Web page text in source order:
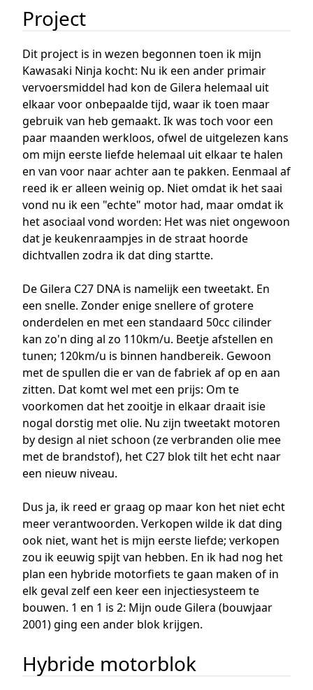
Project
Dit project is in wezen begonnen toen ik mijn
Kawasaki Ninja kocht: Nu ik een ander primair
vervoersmiddel had kon de Gilera helemaal uit
elkaar voor onbepaalde tijd, waar ik toen maar
gebruik van heb gemaakt. Ik was toch voor een
paar maanden werkloos, ofwel de uitgelezen kans
om mijn eerste liefde helemaal uit elkaar te halen
en van voor naar achter aan te pakken. Eenmaal af
reed ik er alleen weinig op. Niet omdat ik het saai
vond nu ik een "echte" motor had, maar omdat ik
het asociaal vond worden: Het was niet ongewoon
dat je keukenraampjes in de straat hoorde
dichtvallen zodra ik dat ding startte.
De Gilera C27 DNA is namelijk een tweetakt. En
een snelle. Zonder enige snellere of grotere
onderdelen en met een standaard 50cc cilinder
kan zo'n ding al zo 110km/u. Beetje afstellen en
tunen; 120km/u is binnen handbereik. Gewoon
met de spullen die er van de fabriek af op en aan
zitten. Dat komt wel met een prijs: Om te
voorkomen dat het zooitje in elkaar draait isie
nogal dorstig met olie. Nu zijn tweetakt motoren
by design al niet schoon (ze verbranden olie mee
met de brandstof), het C27 blok tilt het echt naar
een nieuw niveau.
Dus ja, ik reed er graag op maar kon het niet echt
meer verantwoorden. Verkopen wilde ik dat ding
ook niet, want het is mijn eerste liefde; verkopen
zou ik eeuwig spijt van hebben. En ik had nog het
plan een hybride motorfiets te gaan maken of in
elk geval zelf een keer een injectiesysteem te
bouwen. 1 en 1 is 2: Mijn oude Gilera (bouwjaar
2001) ging een ander blok krijgen.
Hybride motorblok